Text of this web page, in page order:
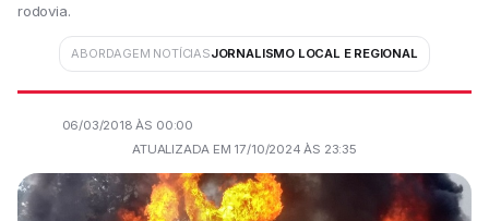
rodovia.
ABORDAGEM NOTÍCIASJORNALISMO LOCAL E REGIONAL
06/03/2018 ÀS 00:00
ATUALIZADA EM 17/10/2024 ÀS 23:35